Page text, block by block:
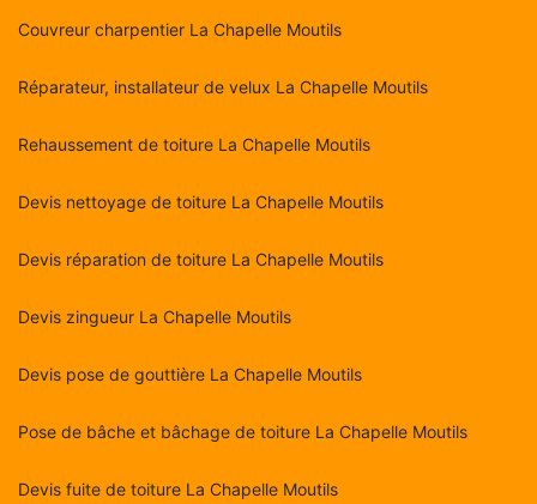
Couvreur charpentier La Chapelle Moutils
Réparateur, installateur de velux La Chapelle Moutils
Rehaussement de toiture La Chapelle Moutils
Devis nettoyage de toiture La Chapelle Moutils
Devis réparation de toiture La Chapelle Moutils
Devis zingueur La Chapelle Moutils
Devis pose de gouttière La Chapelle Moutils
Pose de bâche et bâchage de toiture La Chapelle Moutils
Devis fuite de toiture La Chapelle Moutils